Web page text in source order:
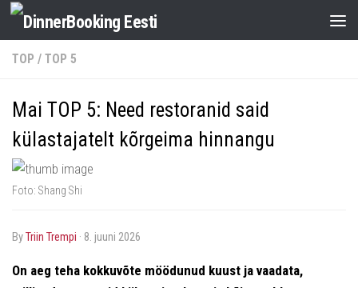
TOP / TOP 5
Mai TOP 5: Need restoranid said
külastajatelt kõrgeima hinnangu
Foto: Shang Shi
byTriin Trempi · 8. juuni 2026
On aeg teha kokkuvõte möödunud kuust ja vaadata,